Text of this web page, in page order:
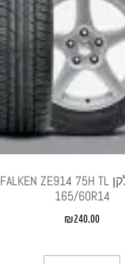
צמיג פלקן FALKEN ZE914 75H TL
165/60R14
₪240.00